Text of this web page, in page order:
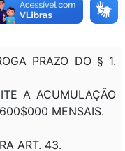
PRAZO DO § 1.
A ACUMULAÇÃO
MENSAIS.
ART. 43.